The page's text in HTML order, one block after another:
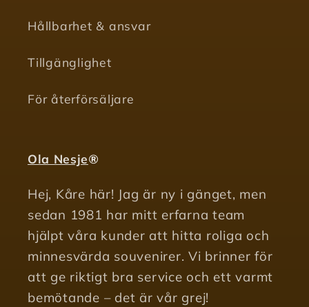
Hållbarhet & ansvar
Tillgänglighet
För återförsäljare
Ola Nesje®
Hej, Kåre här! Jag är ny i gänget, men
sedan 1981 har mitt erfarna team
hjälpt våra kunder att hitta roliga och
minnesvärda souvenirer. Vi brinner för
att ge riktigt bra service och ett varmt
bemötande – det är vår grej!